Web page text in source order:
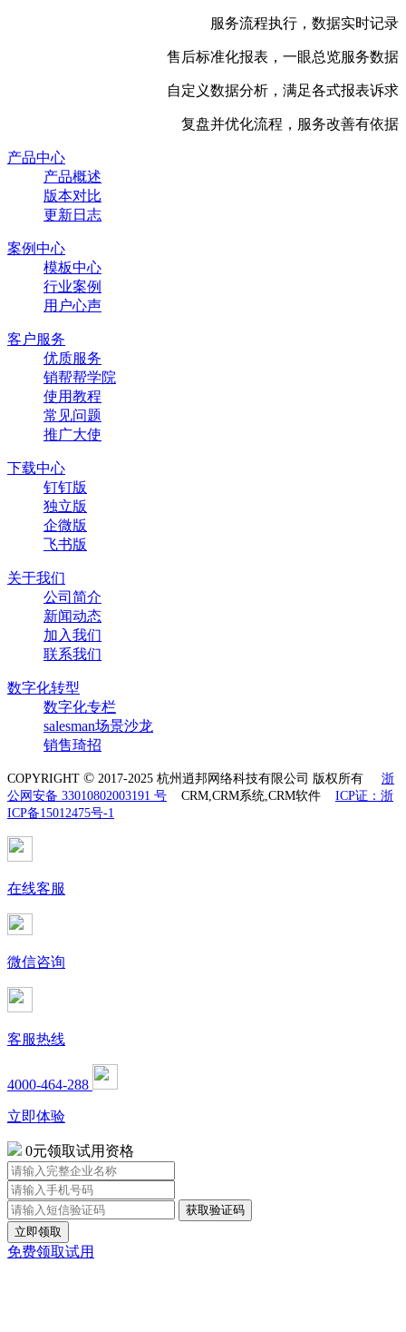
服务流程执行，数据实时记录
售后标准化报表，一眼总览服务数据
自定义数据分析，满足各式报表诉求
复盘并优化流程，服务改善有依据
产品中心
产品概述
版本对比
更新日志
案例中心
模板中心
行业案例
用户心声
客户服务
优质服务
销帮帮学院
使用教程
常见问题
推广大使
下载中心
钉钉版
独立版
企微版
飞书版
关于我们
公司简介
新闻动态
加入我们
联系我们
数字化转型
数字化专栏
salesman场景沙龙
销售琦招
COPYRIGHT © 2017-2025 杭州逍邦网络科技有限公司 版权所有 浙
公网安备 33010802003191 号 CRM,CRM系统,CRM软件 ICP证：浙
ICP备15012475号-1
在线客服
微信咨询
客服热线
4000-464-288
立即体验
0元领取试用资格
立即领取
免费领取试用